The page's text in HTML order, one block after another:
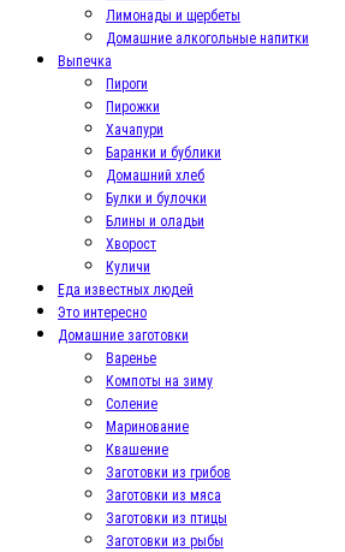
Лимонады и щербеты
Домашние алкогольные напитки
Выпечка
Пироги
Пирожки
Хачапури
Баранки и бублики
Домашний хлеб
Булки и булочки
Блины и оладьи
Хворост
Куличи
Еда известных людей
Это интересно
Домашние заготовки
Варенье
Компоты на зиму
Соление
Маринование
Квашение
Заготовки из грибов
Заготовки из мяса
Заготовки из птицы
Заготовки из рыбы